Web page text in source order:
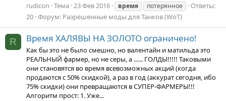
rudicon Тема 23 Фев 2016 время потерянное
Ответы:
20 Форум: Разрешенные моды для Танков (WoT)
R Время ХАЛЯВЫ НА ЗОЛОТО ограничено!
Как бы это не было смешно, но валентайн и матильда это
РЕАЛЬНЫЙ фармер, но не серы, а ...... ГОЛДЫ!!!!! Таковыми
они становятся во время всевозможных акций (когда
продаются с 50% скидкой), а раз в год (аккурат сегодня, ибо
75% скидки) они превращаются в СУПЕР-ФАРМЕРЫ!!!
Алгоритм прост: 1. Уже...